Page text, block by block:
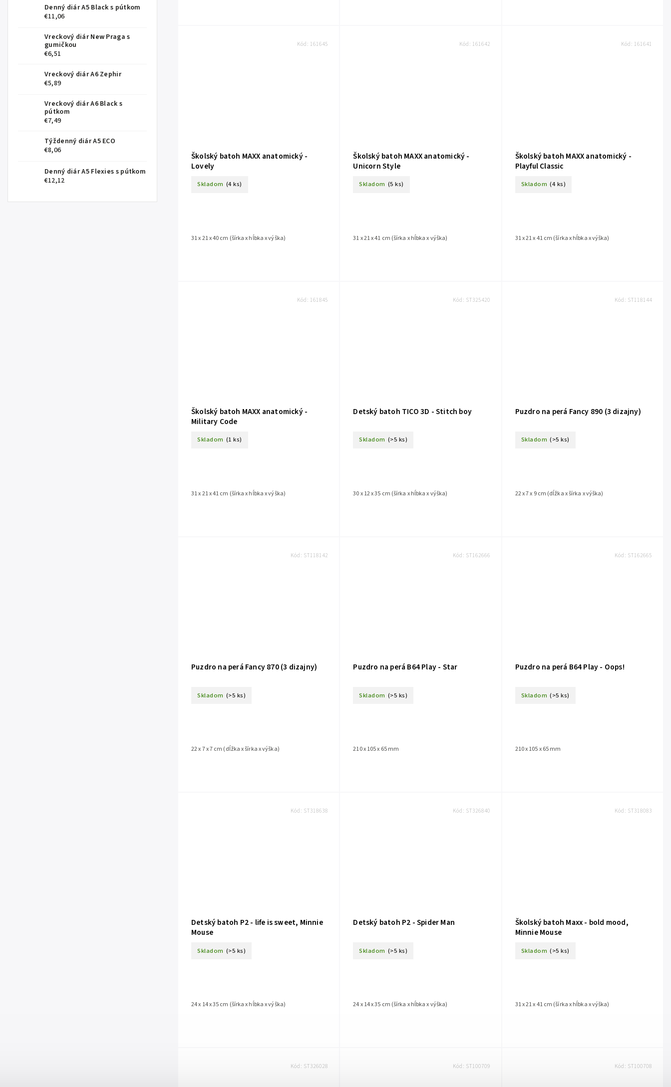
Denný diár A5 Black s pútkom
€11,06
Vreckový diár New Praga s
gumičkou
€6,51
Vreckový diár A6 Zephir
€5,89
Vreckový diár A6 Black s
pútkom
€7,49
Týždenný diár A5 ECO
€8,06
Denný diár A5 Flexies s pútkom
€12,12
Školský batoh MAXX anatomický -
Lovely
Skladom (4 ks)
31 x 21 x 40 cm (šírka x hĺbka x výška)
Kód: 161645
Školský batoh MAXX anatomický -
Unicorn Style
Skladom (5 ks)
31 x 21 x 41 cm (šírka x hĺbka x výška)
Kód: 161642
Školský batoh MAXX anatomický -
Playful Classic
Skladom (4 ks)
31 x 21 x 41 cm (šírka x hĺbka x výška)
Kód: 161641
Školský batoh MAXX anatomický -
Military Code
Skladom (1 ks)
31 x 21 x 41 cm (šírka x hĺbka x výška)
Kód: 161845
Detský batoh TICO 3D - Stitch boy
Skladom (>5 ks)
30 x 12 x 35 cm (šírka x hĺbka x výška)
Kód: ST325420
Puzdro na perá Fancy 890 (3 dizajny)
Skladom (>5 ks)
22 x 7 x 9 cm (dĺžka x šírka x výška)
Kód: ST118144
Puzdro na perá Fancy 870 (3 dizajny)
Skladom (>5 ks)
22 x 7 x 7 cm (dĺžka x šírka x výška)
Kód: ST118142
Puzdro na perá B64 Play - Star
Skladom (>5 ks)
210 x 105 x 65 mm
Kód: ST162666
Puzdro na perá B64 Play - Oops!
Skladom (>5 ks)
210 x 105 x 65 mm
Kód: ST162665
Detský batoh P2 - life is sweet, Minnie
Mouse
Skladom (>5 ks)
24 x 14 x 35 cm (šírka x hĺbka x výška)
Kód: ST318638
Detský batoh P2 - Spider Man
Skladom (>5 ks)
24 x 14 x 35 cm (šírka x hĺbka x výška)
Kód: ST326840
Školský batoh Maxx - bold mood,
Minnie Mouse
Skladom (>5 ks)
31 x 21 x 41 cm (šírka x hĺbka x výška)
Kód: ST318083
Kód: ST326028 Kód: ST100709 Kód: ST100708